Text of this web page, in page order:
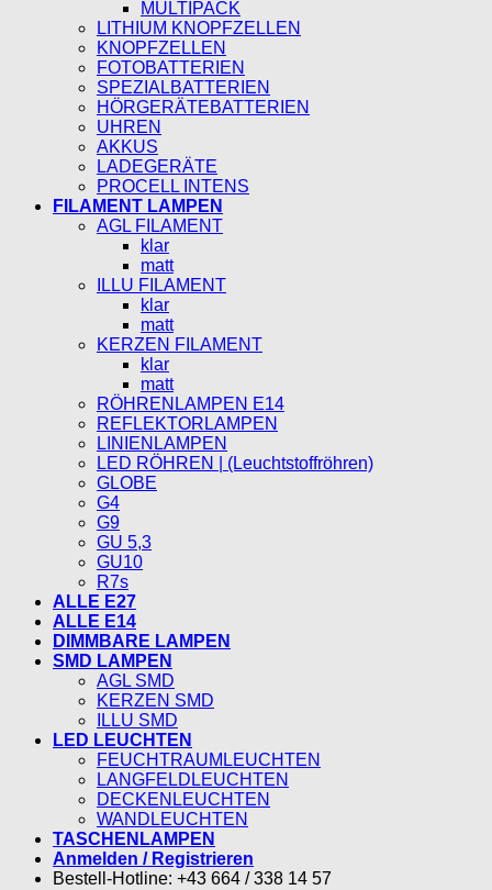
MULTIPACK
LITHIUM KNOPFZELLEN
KNOPFZELLEN
FOTOBATTERIEN
SPEZIALBATTERIEN
HÖRGERÄTEBATTERIEN
UHREN
AKKUS
LADEGERÄTE
PROCELL INTENS
FILAMENT LAMPEN
AGL FILAMENT
klar
matt
ILLU FILAMENT
klar
matt
KERZEN FILAMENT
klar
matt
RÖHRENLAMPEN E14
REFLEKTORLAMPEN
LINIENLAMPEN
LED RÖHREN | (Leuchtstoffröhren)
GLOBE
G4
G9
GU 5,3
GU10
R7s
ALLE E27
ALLE E14
DIMMBARE LAMPEN
SMD LAMPEN
AGL SMD
KERZEN SMD
ILLU SMD
LED LEUCHTEN
FEUCHTRAUMLEUCHTEN
LANGFELDLEUCHTEN
DECKENLEUCHTEN
WANDLEUCHTEN
TASCHENLAMPEN
Anmelden / Registrieren
Bestell-Hotline: +43 664 / 338 14 57